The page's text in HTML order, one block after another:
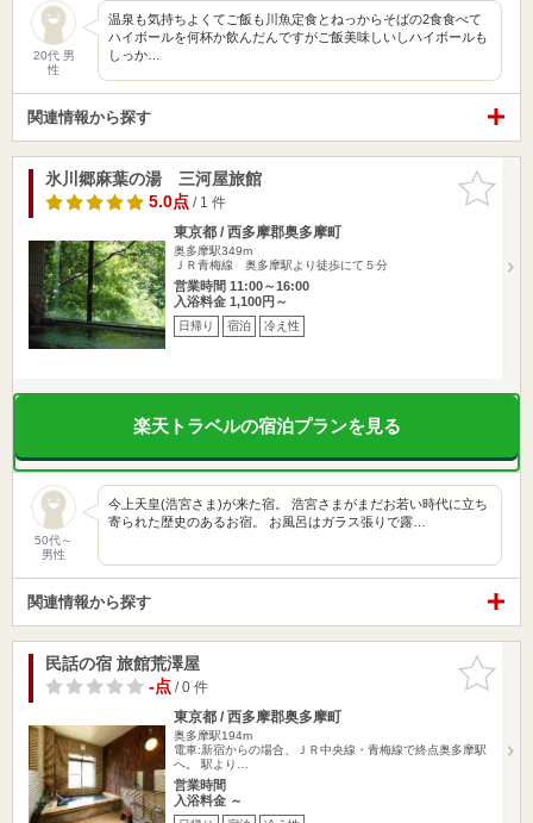
20代 男
性
温泉も気持ちよくてご飯も川魚定食とねっからそばの2食食べて
ハイボールを何杯か飲んだんですがご飯美味しいしハイボールも
しっか…
関連情報から探す
お気に入
りに追加
氷川郷麻葉の湯 三河屋旅館
5.0点/ 1 件
東京都 / 西多摩郡奥多摩町
奥多摩駅349m
ＪＲ青梅線 奥多摩駅より徒歩にて５分
営業時間 11:00～16:00
入浴料金 1,100円～
日帰り 宿泊 冷え性
楽天トラベルの宿泊プランを見る
50代～
男性
今上天皇(浩宮さま)が来た宿。 浩宮さまがまだお若い時代に立ち
寄られた歴史のあるお宿。 お風呂はガラス張りで露…
関連情報から探す
お気に入
りに追加
民話の宿 旅館荒澤屋
-点/ 0 件
東京都 / 西多摩郡奥多摩町
奥多摩駅194m
電車:新宿からの場合、ＪＲ中央線・青梅線で終点奥多摩駅
へ。 駅より…
営業時間
入浴料金 ～